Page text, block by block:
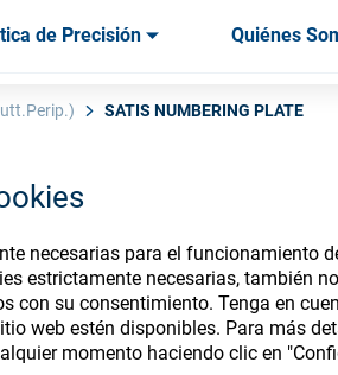
necesarias para el funcionamiento
estrictamente necesarias, también
con su consentimiento. Tenga en
web estén disponibles. Para más
momento haciendo clic en
de Precisión Quiénes
SATIS NUMBERING PLATE